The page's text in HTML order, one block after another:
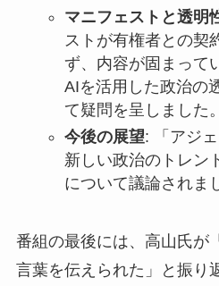
マニフェストと透明
ストが有権者との契
ず、内容が固まって
AIを活用した政治の
て疑問を呈しました
今後の展望: 「アジ
新しい政治のトレン
について議論されま
番組の最後には、高山氏が
言葉を伝えられた」と振り